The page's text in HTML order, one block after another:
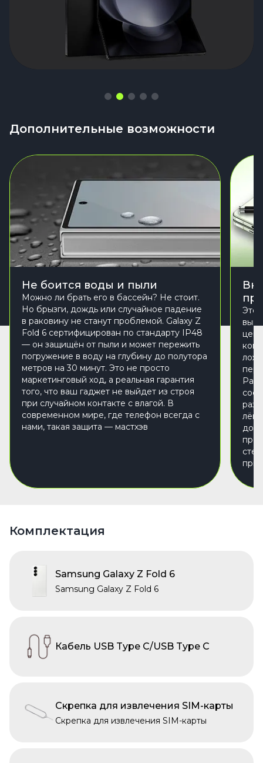
Дополнительные возможности
Не боится воды и пыли
Можно ли брать его в бассейн? Не стоит.
Но брызги, дождь или случайное падение
в раковину не станут проблемой. Galaxy Z
Fold 6 сертифицирован по стандарту IP48
— он защищён от пыли и может пережить
погружение в воду на глубину до полутора
метров на 30 минут. Это не просто
маркетинговый ход, а реальная гарантия
того, что ваш гаджет не выйдет из строя
при случайном контакте с влагой. В
современном мире, где телефон всегда с
нами, такая защита — мастхэв
Комплектация
Samsung Galaxy Z Fold 6
Samsung Galaxy Z Fold 6
Кабель USB Type C/USB Type C
Скрепка для извлечения SIM-карты
Скрепка для извлечения SIM-карты